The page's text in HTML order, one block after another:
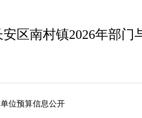
区南村镇2026年部门
位预算信息公开